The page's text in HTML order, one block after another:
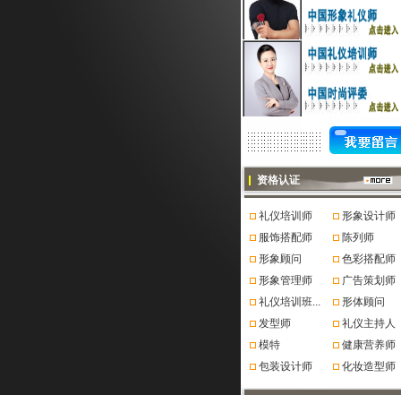
资格认证
礼仪培训师
形象设计师
服饰搭配师
陈列师
形象顾问
色彩搭配师
形象管理师
广告策划师
礼仪培训班...
形体顾问
发型师
礼仪主持人
模特
健康营养师
包装设计师
化妆造型师